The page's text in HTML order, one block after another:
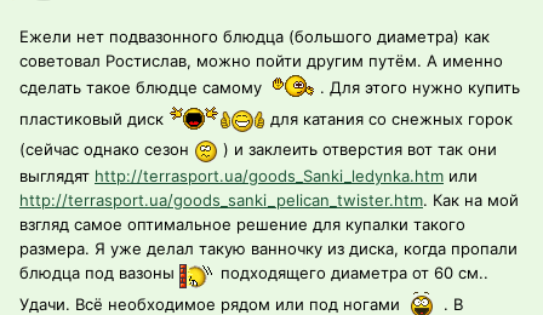
Ежели нет подвазонного блюдца (большого диаметра) как
советовал Ростислав, можно пойти другим путём. А именно
сделать такое блюдце самому
. Для этого нужно купить
пластиковый диск
для катания со снежных горок
(сейчас однако сезон
) и заклеить отверстия вот так они
выглядят http://terrasport.ua/goods_Sanki_ledynka.htm или
http://terrasport.ua/goods_sanki_pelican_twister.htm. Как на мой
взгляд самое оптимальное решение для купалки такого
размера. Я уже делал такую ванночку из диска, когда пропали
блюдца под вазоны
подходящего диаметра от 60 см..
Удачи. Всё необходимое рядом или под ногами
. В